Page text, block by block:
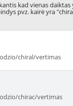
kad vienas
pvz. kairė yra
chiral/vertimas
chirac/vertimas